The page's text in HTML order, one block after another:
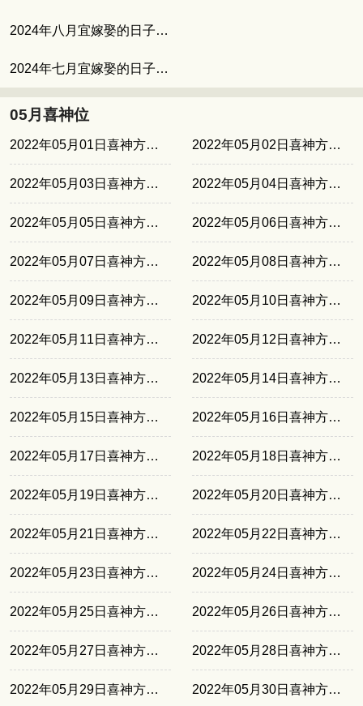
2024年八月宜嫁娶的日子 八月适合结婚的吉日
2024年七月宜嫁娶的日子 七月的良辰吉日
05月喜神位
2022年05月01日喜神方位东北 2022年05月02日喜神方位西北
2022年05月03日喜神方位西南 2022年05月04日喜神方位正南
2022年05月05日喜神方位东南 2022年05月06日喜神方位东北
2022年05月07日喜神方位西北 2022年05月08日喜神方位西南
2022年05月09日喜神方位正南 2022年05月10日喜神方位东南
2022年05月11日喜神方位东北 2022年05月12日喜神方位西北
2022年05月13日喜神方位西南 2022年05月14日喜神方位正南
2022年05月15日喜神方位东南 2022年05月16日喜神方位东北
2022年05月17日喜神方位西北 2022年05月18日喜神方位西南
2022年05月19日喜神方位正南 2022年05月20日喜神方位东南
2022年05月21日喜神方位东北 2022年05月22日喜神方位西北
2022年05月23日喜神方位西南 2022年05月24日喜神方位正南
2022年05月25日喜神方位东南 2022年05月26日喜神方位东北
2022年05月27日喜神方位西北 2022年05月28日喜神方位西南
2022年05月29日喜神方位正南 2022年05月30日喜神方位东南